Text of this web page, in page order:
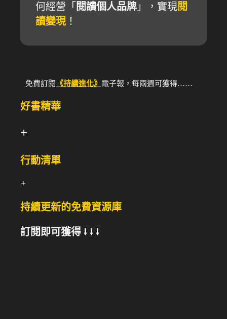
何經營「 閱讀個人品牌 」，實現閱
讀變現！
免費訂閱 《持續進化》 電子報，每兩週可獲得……
好書精華
+
行動清單
+
持續更新的免費資源庫
訂閱即可獲得 ⭣ ⭣ ⭣